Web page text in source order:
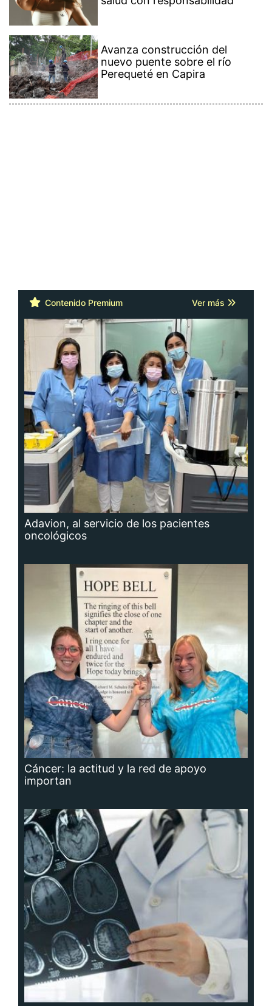
Avanza construcción del
nuevo puente sobre el río
Perequeté en Capira
Contenido Premium Ver más
Adavion, al servicio de los pacientes
oncológicos
Cáncer: la actitud y la red de apoyo
importan